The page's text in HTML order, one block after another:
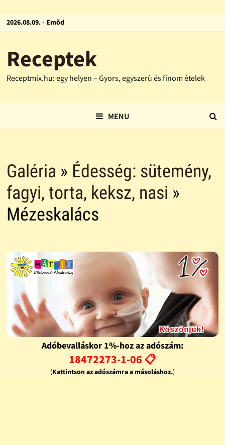
2026.08.09. - Emõd
Receptek
Receptmix.hu: egy helyen – Gyors, egyszerű és finom ételek
MENU
Galéria » Édesség: sütemény,
fagyi, torta, keksz, nasi »
Mézeskalács
Adóbevalláskor 1%-hoz az adószám:
18472273-1-06 📋
(Kattintson az adószámra a másoláshoz.)